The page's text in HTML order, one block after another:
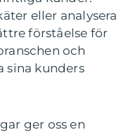
eller analysera
förståelse för
och
sina kunders
ger oss en